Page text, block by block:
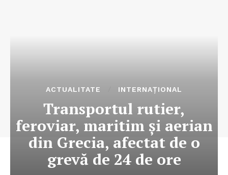
ACTUALITATE INTERNAȚIONAL
Transportul rutier,
feroviar, maritim și aerian
din Grecia, afectat de o
grevă de 24 de ore